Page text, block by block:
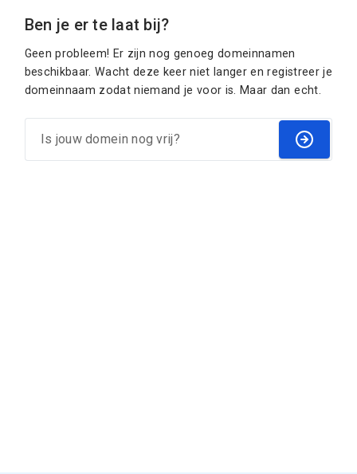
Ben je er te laat bij?
Geen probleem! Er zijn nog genoeg domeinnamen
beschikbaar. Wacht deze keer niet langer en registreer je
domeinnaam zodat niemand je voor is. Maar dan echt.